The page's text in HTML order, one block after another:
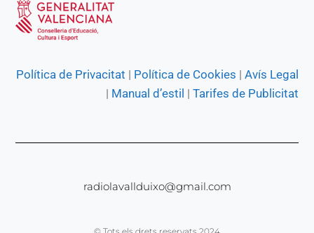
Política de Privacitat | Política de Cookies | Avís Legal
| Manual d’estil | Tarifes de Publicitat
radiolavallduixo@gmail.com